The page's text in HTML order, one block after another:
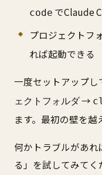
code でClaude
プロジェクトフ
れば起動できる
一度セットアップ
ェクトフォルダ→
ます。最初の壁を越
何かトラブルがあ
る」を試してみて